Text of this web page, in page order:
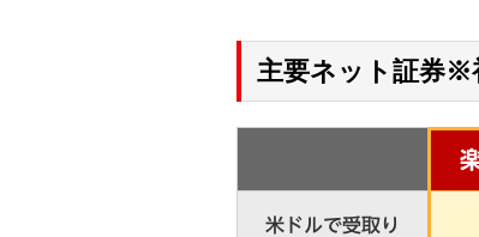
主要ネット証券※